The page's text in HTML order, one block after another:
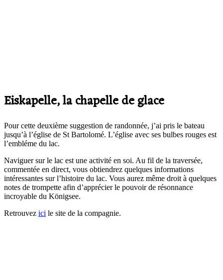
Eiskapelle, la chapelle de glace
Pour cette deuxième suggestion de randonnée, j’ai pris le bateau
jusqu’à l’église de St Bartolomé. L’église avec ses bulbes rouges est
l’embléme du lac.
Naviguer sur le lac est une activité en soi. Au fil de la traversée,
commentée en direct, vous obtiendrez quelques informations
intéressantes sur l’histoire du lac. Vous aurez même droit à quelques
notes de trompette afin d’apprécier le pouvoir de résonnance
incroyable du Königsee.
Retrouvez ici le site de la compagnie.